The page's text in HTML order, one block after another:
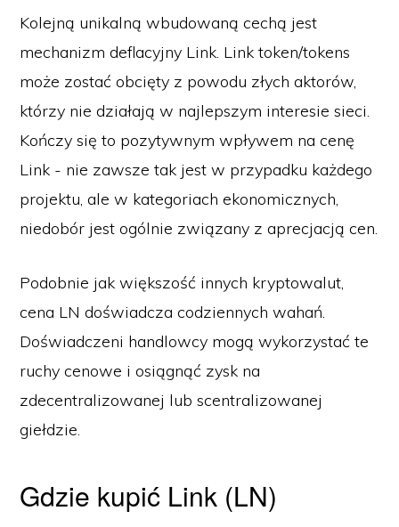
Kolejną unikalną wbudowaną cechą jest
mechanizm deflacyjny Link. Link token/tokens
może zostać obcięty z powodu złych aktorów,
którzy nie działają w najlepszym interesie sieci.
Kończy się to pozytywnym wpływem na cenę
Link - nie zawsze tak jest w przypadku każdego
projektu, ale w kategoriach ekonomicznych,
niedobór jest ogólnie związany z aprecjacją cen.
Podobnie jak większość innych kryptowalut,
cena LN doświadcza codziennych wahań.
Doświadczeni handlowcy mogą wykorzystać te
ruchy cenowe i osiągnąć zysk na
zdecentralizowanej lub scentralizowanej
giełdzie.
Gdzie kupić Link (LN)